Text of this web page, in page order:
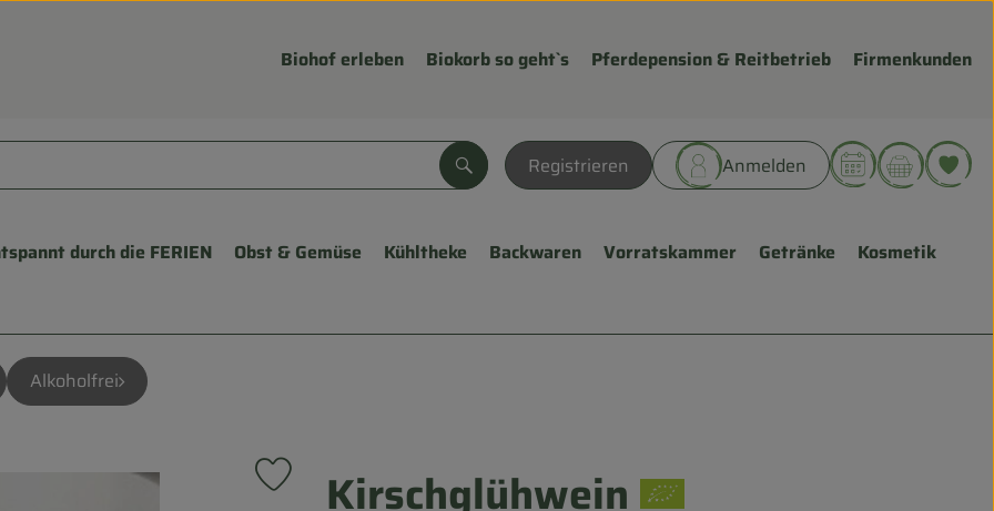
Biohof erleben Biokorb so geht`s Pferdepension & Reitbetrieb Firmenkunden
Registrieren Anmelden
Suchen
durch die FERIEN Obst & Gemüse Kühltheke Backwaren Vorratskammer Getränke Kosmetik
Alkoholfrei
Kirschglühwein
Produkt zu Favouriten hinzufügen